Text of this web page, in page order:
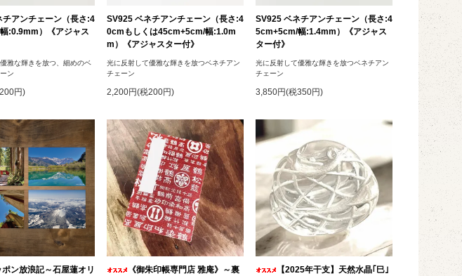
チアンチェーン（長さ:4
:0.9mm）《アジャス
雅な輝きを放つ、細めのベ
ン
円)
SV925 ベネチアンチェーン（長さ:4
0cmもしくは45cm+5cm/幅:1.0m
m）《アジャスター付》
光に反射して優雅な輝きを放つベネチアン
チェーン
2,200円(税200円)
SV925 ベネチアンチェーン（長さ:4
5cm+5cm/幅:1.4mm）《アジャス
ター付》
光に反射して優雅な輝きを放つベネチアン
チェーン
3,850円(税350円)
ポン放浪記～石屋蓮オリ
《御朱印帳専門店 雅庵》～裏
【2025年干支】天然水晶｢巳｣